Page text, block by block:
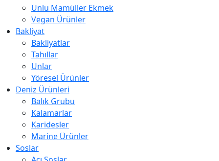
Unlu Mamüller Ekmek
Vegan Ürünler
Bakliyat
Bakliyatlar
Tahıllar
Unlar
Yöresel Ürünler
Deniz Ürünleri
Balık Grubu
Kalamarlar
Karidesler
Marine Ürünler
Soslar